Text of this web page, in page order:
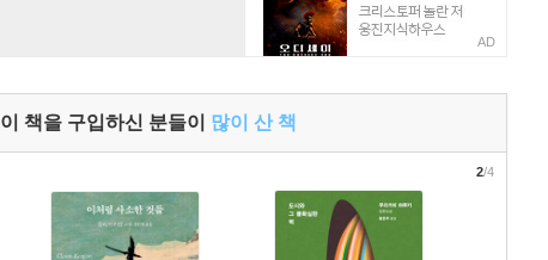
AD
이 책을 구입하신 분들이 많이 산 책
2/4